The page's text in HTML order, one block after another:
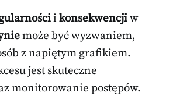
i konsekwencjiw
może być wyzwaniem,
z napiętym grafikiem.
jest skuteczne
monitorowanie postępów.